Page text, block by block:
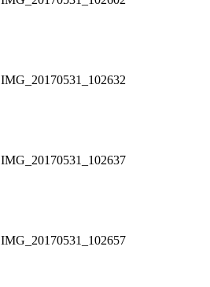
IMG_20170531_102632
IMG_20170531_102637
IMG_20170531_102657